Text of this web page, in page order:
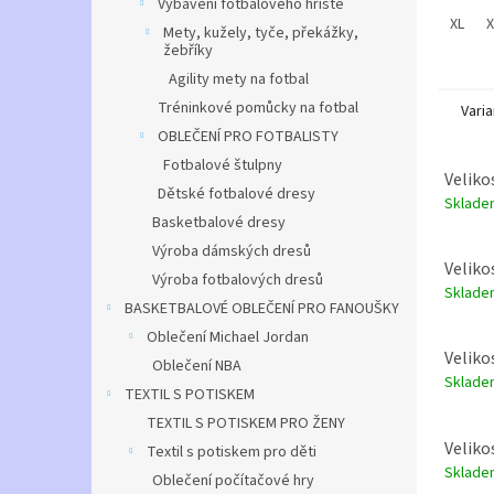
Vybavení fotbalového hřiště
Mety, kužely, tyče, překážky,
žebříky
Agility mety na fotbal
Tréninkové pomůcky na fotbal
OBLEČENÍ PRO FOTBALISTY
Fotbalové štulpny
Dětské fotbalové dresy
Basketbalové dresy
Výroba dámských dresů
Výroba fotbalových dresů
BASKETBALOVÉ OBLEČENÍ PRO FANOUŠKY
Oblečení Michael Jordan
Oblečení NBA
TEXTIL S POTISKEM
TEXTIL S POTISKEM PRO ŽENY
Textil s potiskem pro děti
Oblečení počítačové hry
běžné
od
XL